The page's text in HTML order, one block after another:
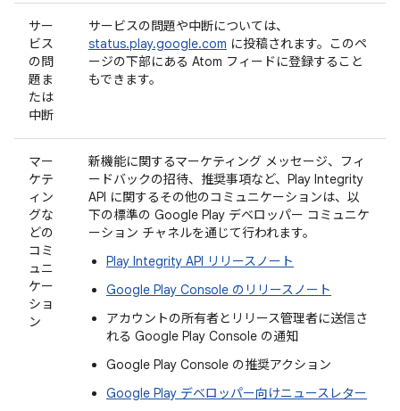
サー
ビス
の問
題ま
たは
中断
サービスの問題や中断については、
status.play.google.com に投稿されます。このペ
ージの下部にある Atom フィードに登録すること
もできます。
マー
ケテ
ィン
グな
どの
コミ
ュニ
ケー
ショ
ン
新機能に関するマーケティング メッセージ、フィ
ードバックの招待、推奨事項など、Play Integrity
API に関するその他のコミュニケーションは、以
下の標準の Google Play デベロッパー コミュニケ
ーション チャネルを通じて行われます。
Play Integrity API リリースノート
Google Play Console のリリースノート
アカウントの所有者とリリース管理者に送信さ
れる Google Play Console の通知
Google Play Console の推奨アクション
Google Play デベロッパー向けニュースレター